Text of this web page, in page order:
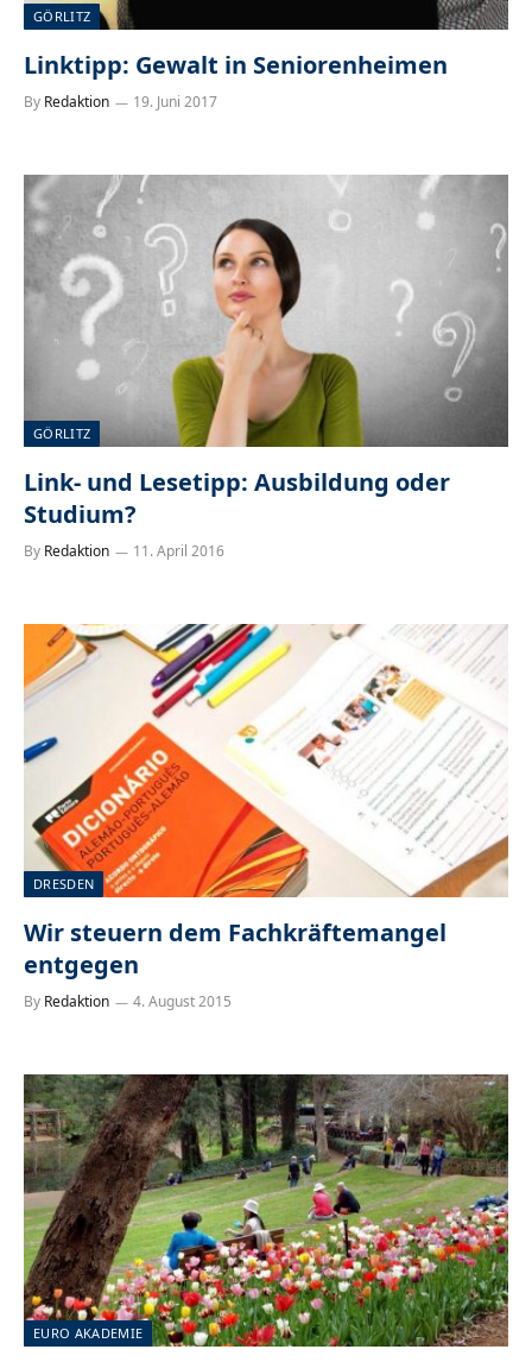
GÖRLITZ
Linktipp: Gewalt in Seniorenheimen
By Redaktion 19. Juni 2017
GÖRLITZ
Link- und Lesetipp: Ausbildung oder
Studium?
By Redaktion 11. April 2016
DRESDEN
Wir steuern dem Fachkräftemangel
entgegen
By Redaktion 4. August 2015
EURO AKADEMIE